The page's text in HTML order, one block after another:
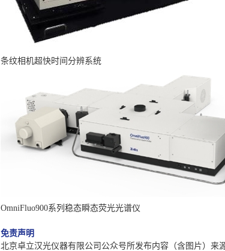
条纹相机超快时间分辨系统
OmniFluo900系列稳态瞬态荧光光谱仪
免责声明
北京卓立汉光仪器有限公司公众号所发布内容（含图片）